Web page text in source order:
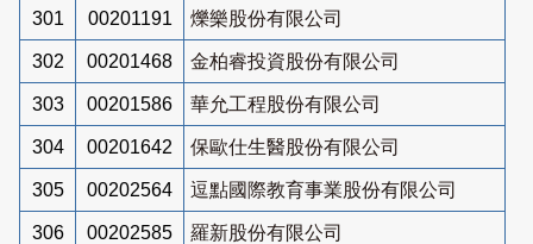
301 00201191 爍樂股份有限公司
302 00201468 金柏睿投資股份有限公司
303 00201586 華允工程股份有限公司
304 00201642 保歐仕生醫股份有限公司
305 00202564 逗點國際教育事業股份有限公司
306 00202585 羅新股份有限公司